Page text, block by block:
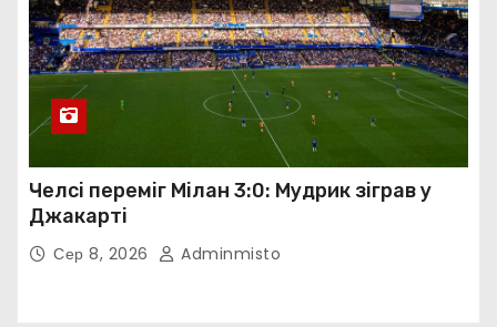
Челсі переміг Мілан 3:0: Мудрик зіграв у
Джакарті
Сер 8, 2026 Adminmisto